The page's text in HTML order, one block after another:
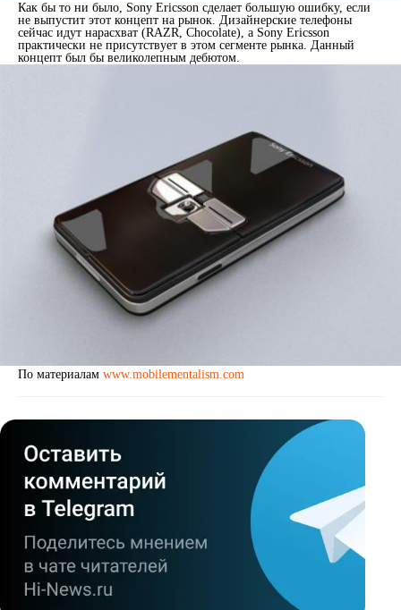
Как бы то ни было, Sony Ericsson сделает большую ошибку, если
не выпустит этот концепт на рынок. Дизайнерские телефоны
сейчас идут нарасхват (RAZR, Chocolate), а Sony Ericsson
практически не присутствует в этом сегменте рынка. Данный
концепт был бы великолепным дебютом.
По материалам www.mobilementalism.com